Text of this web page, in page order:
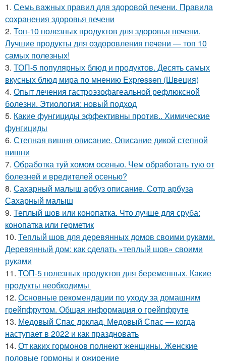
1. Семь важных правил для здоровой печени. Правила
сохранения здоровья печени
2. Топ-10 полезных продуктов для здоровья печени.
Лучшие продукты для оздоровления печени — топ 10
самых полезных!
3. ТОП-5 популярных блюд и продуктов. Десять самых
вкусных блюд мира по мнению Expressen (Швеция)
4. Опыт лечения гастроэзофагеальной рефлюксной
болезни. Этиология: новый подход
5. Какие фунгициды эффективны против.. Химические
фунгициды
6. Степная вишня описание. Описание дикой степной
вишни
7. Обработка туй хомом осенью. Чем обработать тую от
болезней и вредителей осенью?
8. Сахарный малыш арбуз описание. Сотр арбуза
Сахарный малыш
9. Теплый шов или конопатка. Что лучше для сруба:
конопатка или герметик
10. Теплый шов для деревянных домов своими руками.
Деревянный дом: как сделать «теплый шов» своими
руками
11. ТОП-5 полезных продуктов для беременных. Какие
продукты необходимы
12. Основные рекомендации по уходу за домашним
грейпфрутом. Общая информация о грейпфруте
13. Медовый Спас доклад. Медовый Спас — когда
наступает в 2022 и как праздновать
14. От каких гормонов полнеют женщины. Женские
половые гормоны и ожирение